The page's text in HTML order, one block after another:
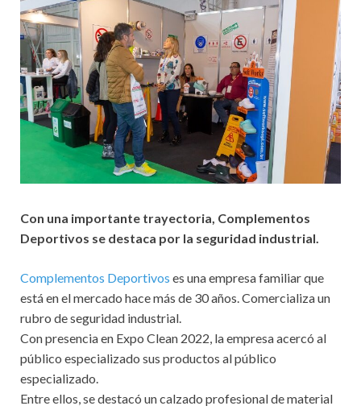
Con una importante trayectoria, Complementos
Deportivos se destaca por la seguridad industrial.
Complementos Deportivos es una empresa familiar que
está en el mercado hace más de 30 años. Comercializa un
rubro de seguridad industrial.
Con presencia en Expo Clean 2022, la empresa acercó al
público especializado sus productos al público
especializado.
Entre ellos, se destacó un calzado profesional de material